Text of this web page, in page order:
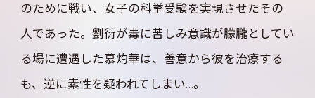
のために戦い、女子の科挙受験を実現させたその
人であった。劉衍が毒に苦しみ意識が朦朧としてい
る場に遭遇した慕灼華は、善意から彼を治療する
も、逆に素性を疑われてしまい…。